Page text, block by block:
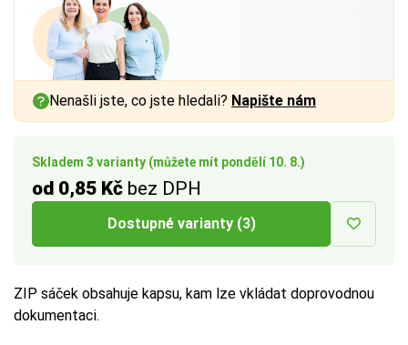
Skladem 3 varianty (můžete mít pondělí 10. 8.)
od 0,85 Kč bez DPH
Dostupné varianty (3)
ZIP sáček obsahuje kapsu, kam lze vkládat doprovodnou
dokumentaci.
Nenašli jste, co jste hledali? Napište nám